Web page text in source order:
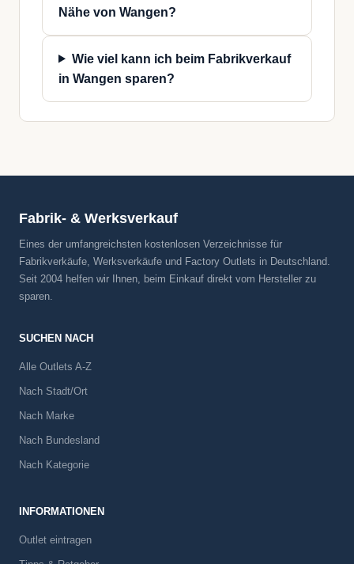
Nähe von Wangen?
Wie viel kann ich beim Fabrikverkauf
in Wangen sparen?
Fabrik- & Werksverkauf
Eines der umfangreichsten kostenlosen Verzeichnisse für
Fabrikverkäufe, Werksverkäufe und Factory Outlets in Deutschland.
Seit 2004 helfen wir Ihnen, beim Einkauf direkt vom Hersteller zu
sparen.
SUCHEN NACH
Alle Outlets A-Z
Nach Stadt/Ort
Nach Marke
Nach Bundesland
Nach Kategorie
INFORMATIONEN
Outlet eintragen